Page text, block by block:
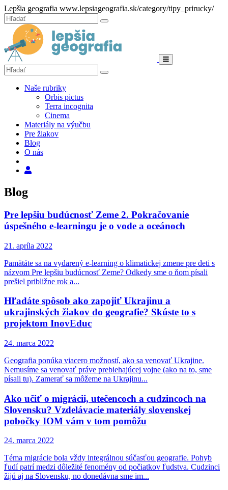
Hore
Lepšia geografia www.lepsiageografia.sk/category/tipy_prirucky/
Zatvoriť
Hľadať:
Hľadať
Menu
Hľadať:
Hľadať
Naše rubriky
Orbis pictus
Terra incognita
Cinema
Materiály na výučbu
Pre žiakov
Blog
O nás
Blog
Pre lepšiu budúcnosť Zeme 2. Pokračovanie
úspešného e-learningu je o vode a oceánoch
21. apríla 2022
Pamätáte sa na vydarený e-learning o klimatickej zmene pre deti s
názvom Pre lepšiu budúcnosť Zeme? Odkedy sme o ňom písali
prešiel približne rok a...
Hľadáte spôsob ako zapojiť Ukrajinu a
ukrajinských žiakov do geografie? Skúste to s
projektom InovEduc
24. marca 2022
Geografia ponúka viacero možností, ako sa venovať Ukrajine.
Nemusíme sa venovať práve prebiehajúcej vojne (ako na to, sme
písali tu). Zamerať sa môžeme na Ukrajinu...
Ako učiť o migrácii, utečencoch a cudzincoch na
Slovensku? Vzdelávacie materiály slovenskej
pobočky IOM vám v tom pomôžu
24. marca 2022
Téma migrácie bola vždy integrálnou súčasťou geografie. Pohyb
ľudí patrí medzi dôležité fenomény od počiatkov ľudstva. Cudzinci
žijú aj na Slovensku, no donedávna sme im...